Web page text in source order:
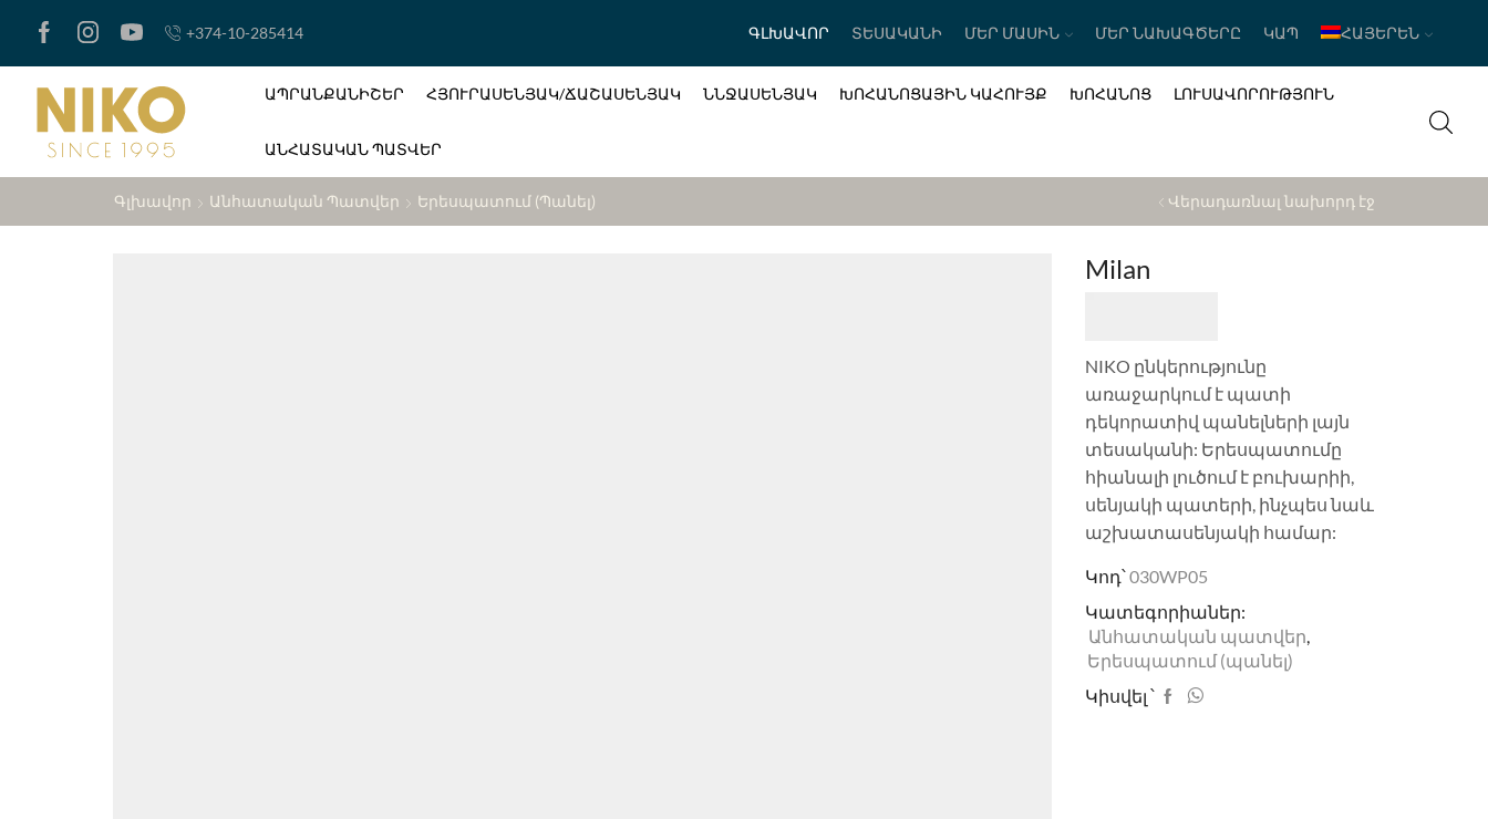
+374-10-285414 ԳԼԽԱՎՈՐ ՏԵՍԱԿԱՆԻ ՄԵՐ ՄԱՍԻՆ ՄԵՐ ՆԱԽԱԳԾԵՐԸ ԿԱՊ ՀԱՅԵՐԵՆ
ԱՊՐԱՆՔԱՆԻՇԵՐ ՀՅՈՒՐԱՍԵՆՅԱԿ/ՃԱՇԱՍԵՆՅԱԿ ՆՆՋԱՍԵՆՅԱԿ ԽՈՀԱՆՈՑԱՅԻՆ ԿԱՀՈՒՅՔ ԽՈՀԱՆՈՑ ԼՈՒՍԱՎՈՐՈՒԹՅՈՒՆ
ԱՆՀԱՏԱԿԱՆ ՊԱՏՎԵՐ
Գլխավոր Անհատական Պատվեր Երեսպատում (պանել) Վերադառնալ նախորդ էջ
Milan
NIKO ընկերությունը
առաջարկում է պատի
դեկորատիվ պանելների լայն
տեսականի: Երեսպատումը
հիանալի լուծում է բուխարիի,
սենյակի պատերի, ինչպես նաև
աշխատասենյակի համար:
Կոդ՝030WP05
Կատեգորիաներ:
Անհատական պատվեր,
Երեսպատում (պանել)
Կիսվել ՝